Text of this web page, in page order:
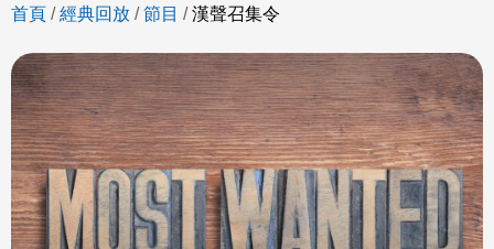
首頁 /經典回放 /節目 /漢聲召集令